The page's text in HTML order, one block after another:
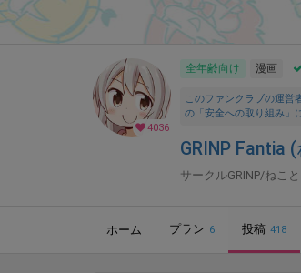
4036
全年齢向け 漫画
このファンクラブの運営
の「安全への取り組み」
GRINP Fantia
サークルGRINP/ねこ
ホーム プラン 6 投稿 418